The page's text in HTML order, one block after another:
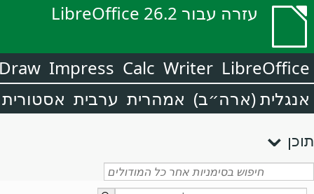
עזרה עבור LibreOffice 26.2
LibreOffice
Writer
Calc
Impress
אנגלית (ארה״ב) אמהרית ערבית אסטורית
תוכן